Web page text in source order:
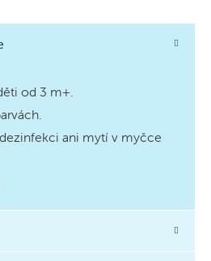
od 3 m+.
ani mytí v myčce